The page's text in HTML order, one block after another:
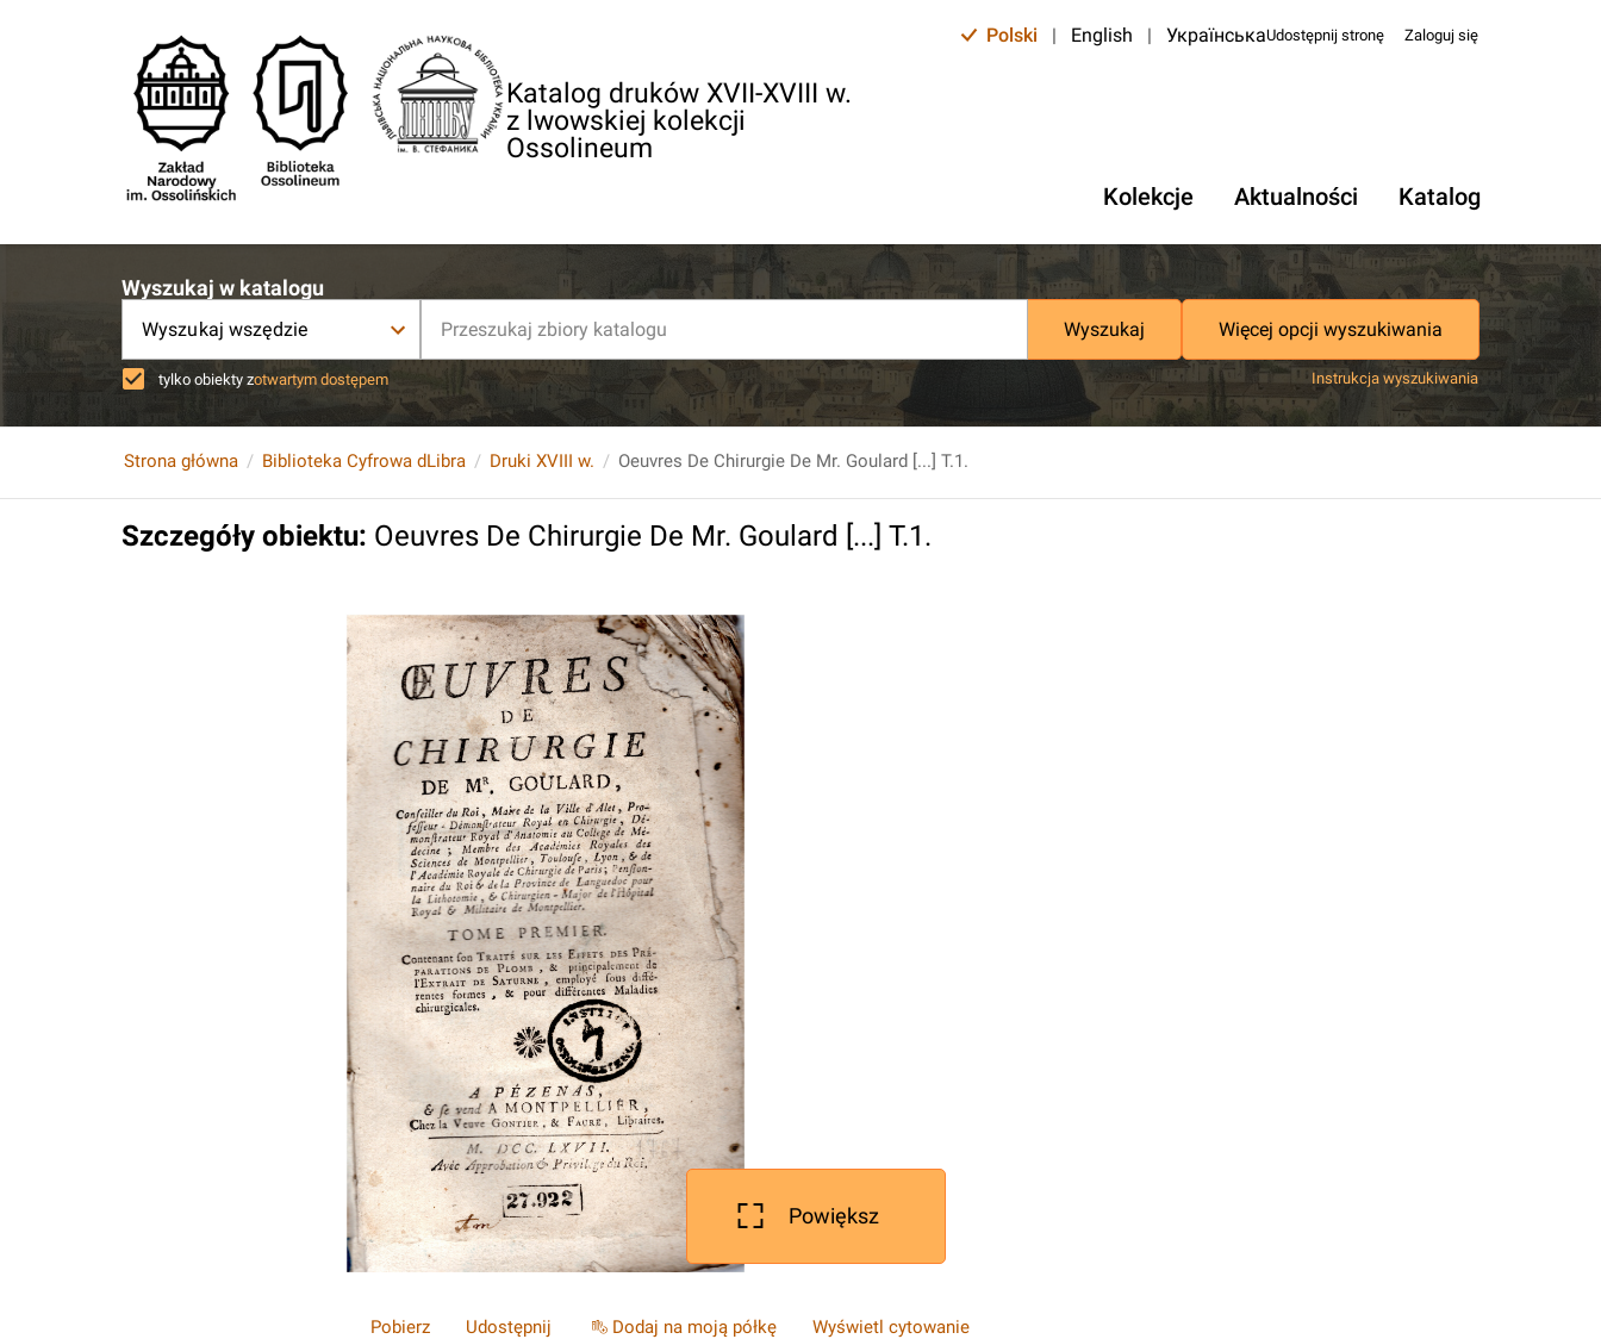
Katalog druków XVII-XVIII w.
z lwowskiej kolekcji
Ossolineum
Polski | English | УкраїнськаUdostępnij stronę Zaloguj się
Kolekcje Aktualności Katalog
Wyszukaj w katalogu
Wyszukaj wszędzie Wyszukaj Więcej opcji wyszukiwania
tylko obiekty zotwartym dostępem Instrukcja wyszukiwania
Strona główna Biblioteka Cyfrowa dLibra Druki XVIII w. Oeuvres De Chirurgie De Mr. Goulard [...] T.1.
Szczegóły obiektu: Oeuvres De Chirurgie De Mr. Goulard [...] T.1.
Powiększ
Pobierz Udostępnij Dodaj na moją półkę
Wyświetl cytowanie